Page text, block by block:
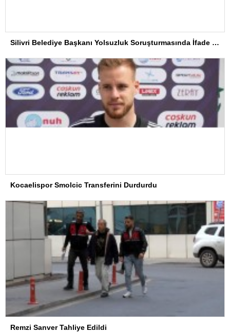
Silivri Belediye Başkanı Yolsuzluk Soruşturmasında İfade Verdi
Kocaelispor Smolcic Transferini Durdurdu
Remzi Sanver Tahliye Edildi